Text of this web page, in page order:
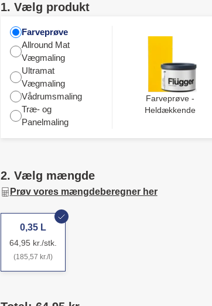
1. Vælg produkt
Farveprøve
Allround Mat
Vægmaling
Ultramat
Vægmaling
Vådrumsmaling
Træ- og
Panelmaling
Farveprøve -
Heldækkende
2. Vælg mængde
Prøv vores mængdeberegner her
0,35 L
64,95 kr./stk.
(185,57 kr./l)